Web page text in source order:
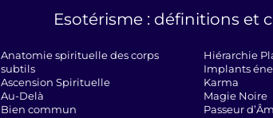
Esotérisme : définitions et
Anatomie spirituelle des corps
subtils
Ascension Spirituelle
Au-Delà
Bien commun
Hiérarchie
Implants
Karma
Magie Noire
Passeur